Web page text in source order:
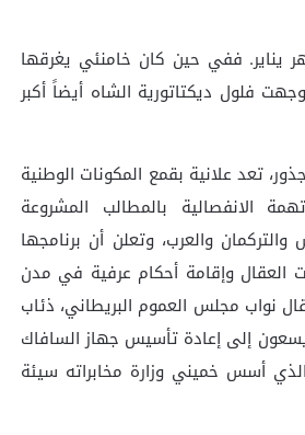
يناير. ففي حين كان خامنئي يغرقها
فلول ديكتاتورية الشاه أيضاً أكبر
تعد علانية بقمع المكونات الوطنية
الانفصالية بالمطالب المشروعة
والتركمان والعرب، وتعلن أن برنامجها
العقال وإقامة أحكام عرفية في مدن
نواب مجلس العموم البريطاني، ذئاب
إلى إعادة تأسيس جهاز السافاك
أسس خميني وزارة مخابراته سيئة